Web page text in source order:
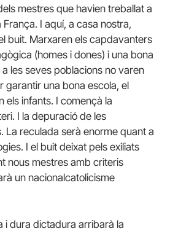
mestres que havien treballat a
I aquí, a casa nostra,
buit. Marxaren els capdavanters
(homes i dones) i una bona
les seves poblacions no varen
garantir una bona escola, el
els infants. I començà la
I la depuració de les
La reculada serà enorme quant a
I el buit deixat pels exiliats
nous mestres amb criteris
un nacionalcatolicisme
i dura dictadura arribarà la